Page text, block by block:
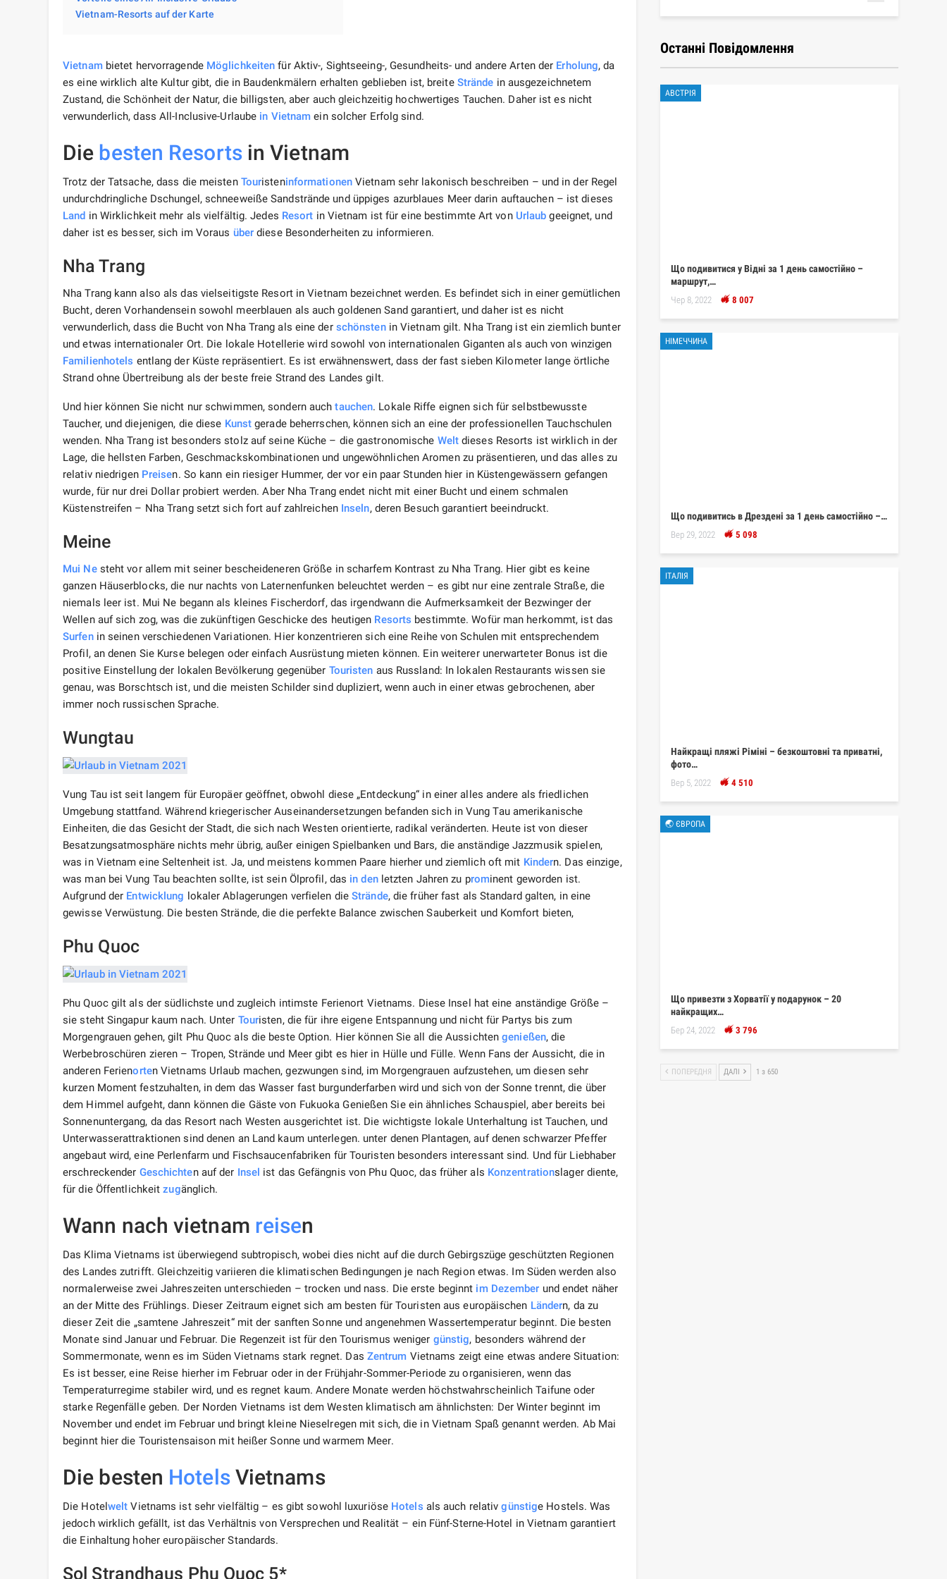
Vietnam-Resorts auf der Karte
Vietnambietet hervorragende Möglichkeiten für Aktiv-, Sightseeing-, Gesundheits- und andere Arten der Erholung, da
es eine wirklich alte Kultur gibt, die in Baudenkmälern erhalten geblieben ist, breite Strände in ausgezeichnetem
Zustand, die Schönheit der Natur, die billigsten, aber auch gleichzeitig hochwertiges Tauchen. Daher ist es nicht
verwunderlich, dass All-Inclusive-Urlaube in Vietnam ein solcher Erfolg sind.
Die besten Resortsin Vietnam
Trotz der Tatsache, dass die meisten TouristeninformationenVietnam sehr lakonisch beschreiben – und in der Regel
undurchdringliche Dschungel, schneeweiße Sandstrände und üppiges azurblaues Meer darin auftauchen – ist dieses
Land in Wirklichkeit mehr als vielfältig. Jedes Resort in Vietnam ist für eine bestimmte Art von Urlaub geeignet, und
daher ist es besser, sich im Voraus über diese Besonderheiten zu informieren.
Nha Trang
Nha Trang kann also als das vielseitigste Resort in Vietnam bezeichnet werden. Es befindet sich in einer gemütlichen
Bucht, deren Vorhandensein sowohl meerblauen als auch goldenen Sand garantiert, und daher ist es nicht
verwunderlich, dass die Bucht von Nha Trang als eine der schönstenin Vietnam gilt. Nha Trang ist ein ziemlich bunter
und etwas internationaler Ort. Die lokale Hotellerie wird sowohl von internationalen Giganten als auch von winzigen
Familienhotels entlang der Küste repräsentiert. Es ist erwähnenswert, dass der fast sieben Kilometer lange örtliche
Strand ohne Übertreibung als der beste freie Strand des Landes gilt.
Und hier können Sie nicht nur schwimmen, sondern auchtauchen. Lokale Riffe eignen sich für selbstbewusste
Taucher, und diejenigen, die diese Kunst gerade beherrschen, können sich an eine der professionellen Tauchschulen
wenden. Nha Trang ist besonders stolz auf seine Küche – die gastronomische Weltdieses Resorts ist wirklich in der
Lage, die hellsten Farben, Geschmackskombinationen und ungewöhnlichen Aromen zu präsentieren, und das alles zu
relativ niedrigen Preisen. So kann ein riesiger Hummer, der vor ein paar Stunden hier in Küstengewässern gefangen
wurde, für nur drei Dollar probiert werden. Aber Nha Trang endet nicht mit einer Bucht und einem schmalen
Küstenstreifen – Nha Trang setzt sich fort auf zahlreichen Inseln, deren Besuch garantiert beeindruckt.
Meine
Mui Nesteht vor allem mit seiner bescheideneren Größe in scharfem Kontrast zu Nha Trang. Hier gibt es keine
ganzen Häuserblocks, die nur nachts von Laternenfunken beleuchtet werden – es gibt nur eine zentrale Straße, die
niemals leer ist. Mui Ne begann als kleines Fischerdorf, das irgendwann die Aufmerksamkeit der Bezwinger der
Wellen auf sich zog, was die zukünftigen Geschicke des heutigen Resorts bestimmte. Wofür man herkommt, ist das
Surfenin seinen verschiedenen Variationen. Hier konzentrieren sich eine Reihe von Schulen mit entsprechendem
Profil, an denen Sie Kurse belegen oder einfach Ausrüstung mieten können. Ein weiterer unerwarteter Bonus ist die
positive Einstellung der lokalen Bevölkerung gegenüber Touristen aus Russland: In lokalen Restaurants wissen sie
genau, was Borschtsch ist, und die meisten Schilder sind dupliziert, wenn auch in einer etwas gebrochenen, aber
immer noch russischen Sprache.
Wungtau
Vung Tau ist seit langem für Europäer geöffnet, obwohl diese „Entdeckung“ in einer alles andere als friedlichen
Umgebung stattfand. Während kriegerischer Auseinandersetzungen befanden sich in Vung Tau amerikanische
Einheiten, die das Gesicht der Stadt, die sich nach Westen orientierte, radikal veränderten. Heute ist von dieser
Besatzungsatmosphäre nichts mehr übrig, außer einigen Spielbanken und Bars, die anständige Jazzmusik spielen,
was in Vietnam eine Seltenheit ist. Ja, und meistens kommen Paare hierher und ziemlich oft mit Kindern. Das einzige,
was man bei Vung Tau beachten sollte, ist sein Ölprofil, das in denletzten Jahren zu prominent geworden ist.
Aufgrund der Entwicklung lokaler Ablagerungen verfielen dieStrände, die früher fast als Standard galten, in eine
gewisse Verwüstung. Die besten Strände, die die perfekte Balance zwischen Sauberkeit und Komfort bieten,
Phu Quoc
Phu Quoc gilt als der südlichste und zugleich intimste Ferienort Vietnams. Diese Insel hat eine anständige Größe –
sie steht Singapur kaum nach. Unter Touristen, die für ihre eigene Entspannung und nicht für Partys bis zum
Morgengrauen gehen, gilt Phu Quoc als die beste Option. Hier können Sie all die Aussichtengenießen, die
Werbebroschüren zieren – Tropen, Strände und Meer gibt es hier in Hülle und Fülle. Wenn Fans der Aussicht, die in
anderen Ferienorten Vietnams Urlaub machen, gezwungen sind, im Morgengrauen aufzustehen, um diesen sehr
kurzen Moment festzuhalten, in dem das Wasser fast burgunderfarben wird und sich von der Sonne trennt, die über
dem Himmel aufgeht, dann können die Gäste von Fukuoka Genießen Sie ein ähnliches Schauspiel, aber bereits bei
Sonnenuntergang, da das Resort nach Westen ausgerichtet ist. Die wichtigste lokale Unterhaltung ist Tauchen, und
Unterwasserattraktionen sind denen an Land kaum unterlegen. unter denen Plantagen, auf denen schwarzer Pfeffer
angebaut wird, eine Perlenfarm und Fischsaucenfabriken für Touristen besonders interessant sind. Und für Liebhaber
erschreckender Geschichten auf der Insel ist das Gefängnis von Phu Quoc, das früher als Konzentrationslager diente,
für die Öffentlichkeitzugänglich.
Wann nach vietnam reisen
Das Klima Vietnams ist überwiegend subtropisch, wobei dies nicht auf die durch Gebirgszüge geschützten Regionen
des Landes zutrifft. Gleichzeitig variieren die klimatischen Bedingungen je nach Region etwas. Im Süden werden also
normalerweise zwei Jahreszeiten unterschieden – trocken und nass. Die erste beginnt im Dezember und endet näher
an der Mitte des Frühlings. Dieser Zeitraum eignet sich am besten für Touristen aus europäischen Ländern, da zu
dieser Zeit die „samtene Jahreszeit“ mit der sanften Sonne und angenehmen Wassertemperatur beginnt. Die besten
Monate sind Januar und Februar. Die Regenzeit ist für den Tourismus weniger günstig, besonders während der
Sommermonate, wenn es im Süden Vietnams stark regnet. Das Zentrum Vietnams zeigt eine etwas andere Situation:
Es ist besser, eine Reise hierher im Februar oder in der Frühjahr-Sommer-Periode zu organisieren, wenn das
Temperaturregime stabiler wird, und es regnet kaum. Andere Monate werden höchstwahrscheinlich Taifune oder
starke Regenfälle geben. Der Norden Vietnams ist dem Westen klimatisch am ähnlichsten: Der Winter beginnt im
November und endet im Februar und bringt kleine Nieselregen mit sich, die in Vietnam Spaß genannt werden. Ab Mai
beginnt hier die Touristensaison mit heißer Sonne und warmem Meer.
Die besten HotelsVietnams
Die Hotelwelt Vietnams ist sehr vielfältig – es gibt sowohl luxuriöse Hotels als auch relativgünstige Hostels. Was
jedoch wirklich gefällt, ist das Verhältnis von Versprechen und Realität – ein Fünf-Sterne-Hotel in Vietnam garantiert
die Einhaltung hoher europäischer Standards.
Sol Strandhaus Phu Quoc 5*
Останні Повідомлення
АВСТРІЯ
Що подивитися у Відні за 1 день самостійно –
маршрут,…
Чер 8, 2022 8 007
НІМЕЧЧИНА
Що подивитись в Дрездені за 1 день самостійно –…
Вер 29, 2022 5 098
ІТАЛІЯ
Найкращі пляжі Ріміні – безкоштовні та приватні,
фото…
Вер 5, 2022 4 510
🌏 ЄВРОПА
Що привезти з Хорватії у подарунок – 20
найкращих…
Бер 24, 2022 3 796
ПОПЕРЕДНЯ ДАЛІ 1 з 650